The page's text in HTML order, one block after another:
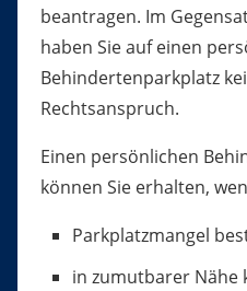
beantragen. Im
haben Sie auf einen
Behindertenparkplatz
Rechtsanspruch.
Einen persönlichen
können Sie erhalten,
Parkplatzmangel
in zumutbarer Nähe